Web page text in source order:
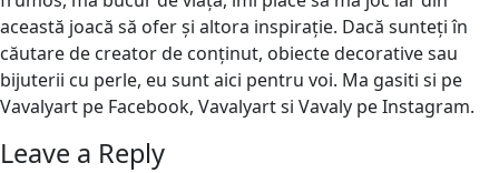
această joacă să ofer și altora inspirație. Dacă sunteți în
căutare de creator de conținut, obiecte decorative sau
bijuterii cu perle, eu sunt aici pentru voi. Ma gasiti si pe
Vavalyart pe Facebook, Vavalyart si Vavaly pe Instagram.
Leave a Reply